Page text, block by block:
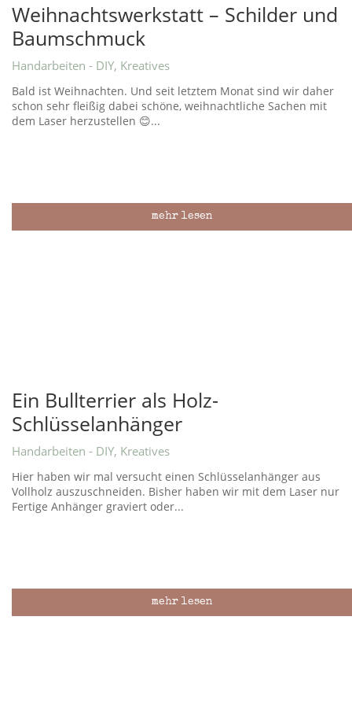
Weihnachtswerkstatt – Schilder und
Baumschmuck
Handarbeiten - DIY, Kreatives
Bald ist Weihnachten. Und seit letztem Monat sind wir daher
schon sehr fleißig dabei schöne, weihnachtliche Sachen mit
dem Laser herzustellen 😊...
mehr lesen
Ein Bullterrier als Holz-
Schlüsselanhänger
Handarbeiten - DIY, Kreatives
Hier haben wir mal versucht einen Schlüsselanhänger aus
Vollholz auszuschneiden. Bisher haben wir mit dem Laser nur
Fertige Anhänger graviert oder...
mehr lesen